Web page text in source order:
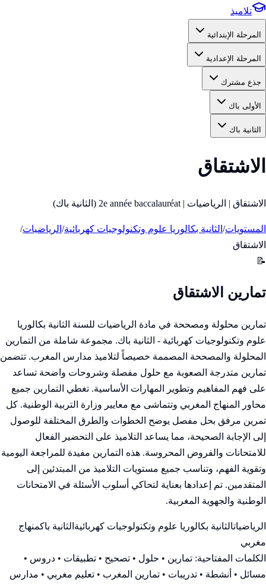
تلاميذ
المرحلة الإبتدائية
المرحلة الإعدادية
جذع مشترك
الأولى باك
الثانية باك
الاشتقاق
الاشتقاق | الرياضيات | 2e année baccalauréat (الثانية باك)
المستويات/ الثانية بكالوريا علوم وتكنولوجيات كهربائية/ الرياضيات/
الاشتقاق
📝
تمارين الاشتقاق
تمارين محلولة ومصححة في مادة الرياضيات للسنة الثانية بكالوريا
علوم وتكنولوجيات كهربائية - الثانية باك. مجموعة شاملة من التمارين
المحلولة والمصححة المصممة خصيصاً لتلاميذ مدارس المغرب. تتضمن
تمارين متدرجة الصعوبة مع حلول مفصلة وشروحات واضحة تساعد
على فهم المفاهيم وتطوير المهارات الأساسية. تغطي التمارين جميع
محاور المنهاج المغربي وتتماشى مع معايير وزارة التربية الوطنية. كل
تمرين مرفق بحل مفصل يوضح الخطوات والطرق المختلفة للوصول
إلى الإجابة الصحيحة، مما يساعد التلاميذ على التحضير الفعال
للامتحانات والفروض المحروسة. هذه التمارين مفيدة للمراجعة اليومية
وتقوية الفهم، وتناسب جميع مستويات التلاميذ من المبتدئين إلى
المتقدمين. تم إعدادها بعناية لتحاكي أسلوب الأسئلة في الامتحانات
الوطنية والجهوية المغربية.
الرياضياتالثانية بكالوريا علوم وتكنولوجيات كهربائية الثانية باكمنهاج
مغربي
الكلمات المفتاحية: تمارين • حلول • تصحيح • تطبيقات • دروس •
مسائل • أنشطة • تدريبات • تمارين المغرب • تعليم مغربي • مدارس